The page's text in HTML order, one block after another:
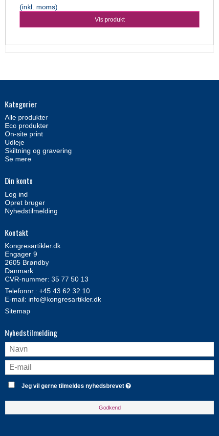
(inkl. moms)
Vis produkt
Kategorier
Alle produkter
Eco produkter
On-site print
Udleje
Skiltning og gravering
Se mere
Din konto
Log ind
Opret bruger
Nyhedstilmelding
Kontakt
Kongresartikler.dk
Engager 9
2605 Brøndby
Danmark
CVR-nummer: 35 77 50 13
Telefonnr.: +45 43 62 32 10
E-mail: info@kongresartikler.dk
Sitemap
Nyhedstilmelding
Jeg vil gerne tilmeldes nyhedsbrevet
Godkend